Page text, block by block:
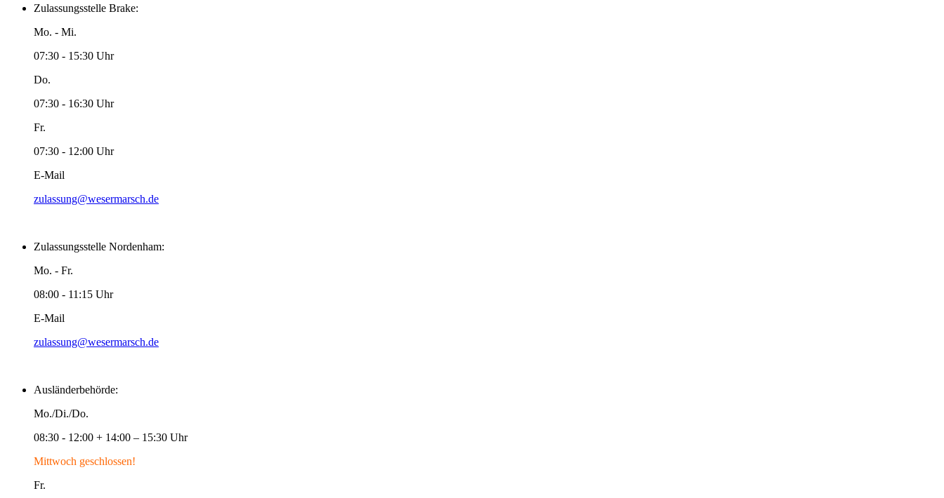
Zulassungsstelle Brake:
Mo. - Mi.
07:30 - 15:30 Uhr
Do.
07:30 - 16:30 Uhr
Fr.
07:30 - 12:00 Uhr
E-Mail
zulassung@wesermarsch.de
Zulassungsstelle Nordenham:
Mo. - Fr.
08:00 - 11:15 Uhr
E-Mail
zulassung@wesermarsch.de
Ausländerbehörde:
Mo./Di./Do.
08:30 - 12:00 + 14:00 – 15:30 Uhr
Mittwoch geschlossen!
Fr.